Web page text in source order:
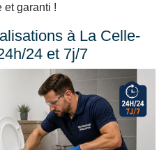
et garanti !
à La Celle-
24 et 7j/7